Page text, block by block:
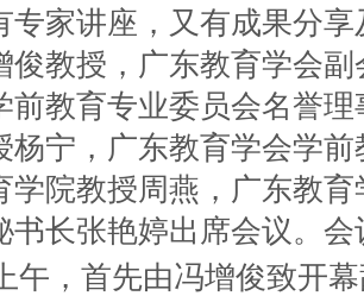
专家讲座，又有成果分
俊教授，广东教育学会
前教育专业委员会名誉
杨宁，广东教育学会学
学院教授周燕，广东教
书长张艳婷出席会议。
午，首先由冯增俊致开